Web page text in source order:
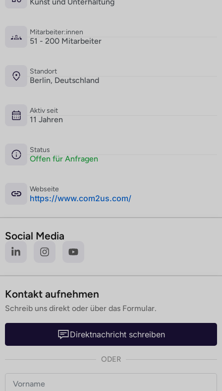
Mitarbeiter:innen
51 - 200 Mitarbeiter
Standort
Berlin, Deutschland
Aktiv seit
11 Jahren
Status
Offen für Anfragen
Webseite
­https://www.com2us.com/
Social Media
Kontakt aufnehmen
Schreib uns direkt oder über das Formular.
Direktnachricht schreiben
ODER